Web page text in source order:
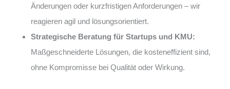
Änderungen oder kurzfristigen Anforderungen – wir
reagieren agil und lösungsorientiert.
Strategische Beratung für Startups und KMU:
Maßgeschneiderte Lösungen, die kosteneffizient sind,
ohne Kompromisse bei Qualität oder Wirkung.